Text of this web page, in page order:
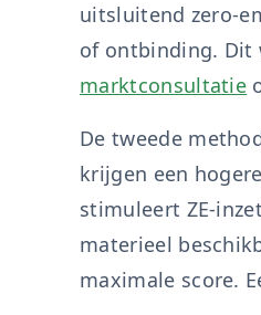
uitsluitend zero-
of ontbinding. Dit
marktconsultatie
De tweede
krijgen een
stimuleert ZE-
materieel
maximale score.